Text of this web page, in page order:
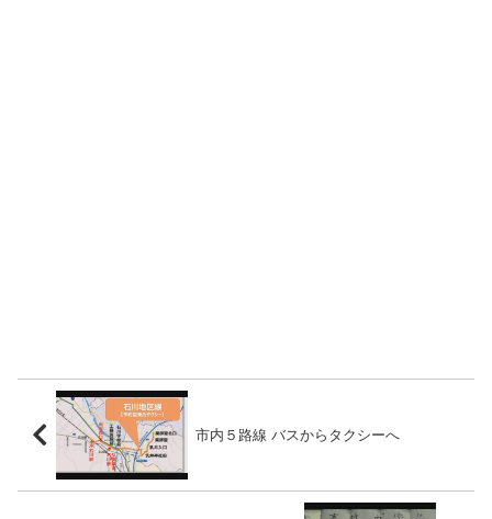
市内５路線 バスからタクシーへ